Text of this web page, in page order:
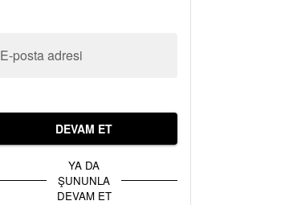
E-posta adresi
DEVAM ET
YA DA
ŞUNUNLA
DEVAM ET